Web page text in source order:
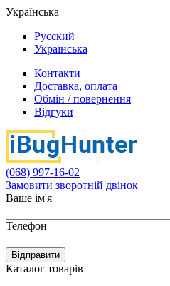
Українська
Русский
Українська
Контакти
Доставка, оплата
Обмін / повернення
Відгуки
(068) 997-16-02
Замовити зворотній двінок
Ваше ім'я
Телефон
Відправити
Каталог товарів